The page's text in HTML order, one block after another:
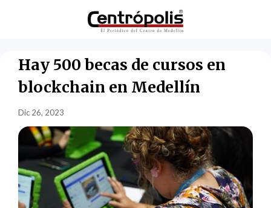
Hay 500 becas de cursos en
blockchain en Medellín
Dic 26, 2023